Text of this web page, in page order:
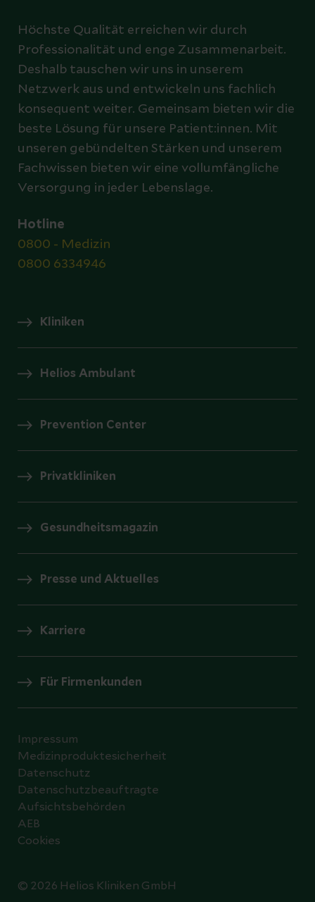
Höchste Qualität erreichen wir durch
Professionalität und enge Zusammenarbeit.
Deshalb tauschen wir uns in unserem
Netzwerk aus und entwickeln uns fachlich
konsequent weiter. Gemeinsam bieten wir die
beste Lösung für unsere Patient:innen. Mit
unseren gebündelten Stärken und unserem
Fachwissen bieten wir eine vollumfängliche
Versorgung in jeder Lebenslage.
Hotline
0800 - Medizin
0800 6334946
Kliniken
Helios Ambulant
Prevention Center
Privatkliniken
Gesundheitsmagazin
Presse und Aktuelles
Karriere
Für Firmenkunden
© 2026 Helios Kliniken GmbH
Impressum
Medizinproduktesicherheit
Datenschutz
Datenschutzbeauftragte
Aufsichtsbehörden
AEB
Cookies